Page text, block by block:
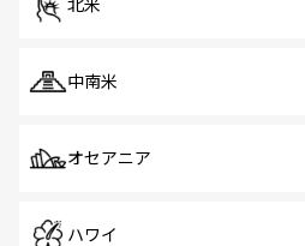
北米
中南米
オセアニア
ハワイ